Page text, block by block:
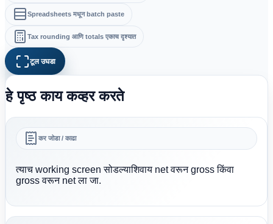
Spreadsheets मधून batch paste
Tax rounding आणि totals एकाच दृश्यात
टूल उघडा
हे पृष्ठ काय कव्हर करते
कर जोडा / काढा
त्याच working screen सोडल्याशिवाय net वरून gross किंवा
gross वरून net ला जा.